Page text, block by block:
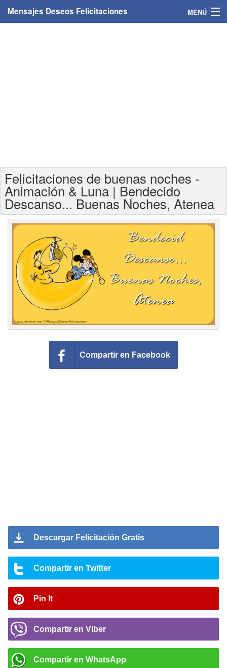
Mensajes Deseos Felicitaciones MENÚ
Felicitaciones para años
Felicitaciones días de la semana
Felicitaciones días del año
Felicitaciones musicales
Entrar
Felicitaciones de buenas noches -
Animación & Luna | Bendecido
Descanso... Buenas Noches, Atenea
Compartir en Facebook
Descargar Felicitación Gratis
Compartir en Twitter
Pin It
Compartir en Viber
Compartir en WhatsApp